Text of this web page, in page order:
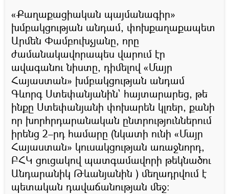
«Քաղաքացիական պայմանագիր»
խմբակցության անդամ, փոխքաղաքապետ
Արմեն Փամբուխչյանը, որը
ժամանակավորապես վարում էր
ավագանու նիստը, դիմելով «Մայր
Հայաստան» խմբակցության անդամ
Գևորգ Ստեփանյանին` հայտարարեց, թե
ինքը Ստեփանյանի փոխարեն կլռեր, քանի
որ խորհրդարանական ընտրություններում
իրենց 2–րդ համարը (նկատի ունի «Մայր
Հայաստան» կուսակցության առաջնորդ,
ԲՀԿ ցուցակով պատգամավորի թեկնածու
Անդարանիկ Թևանյանին ) մեղադրվում է
պետական դավաճանության մեջ։